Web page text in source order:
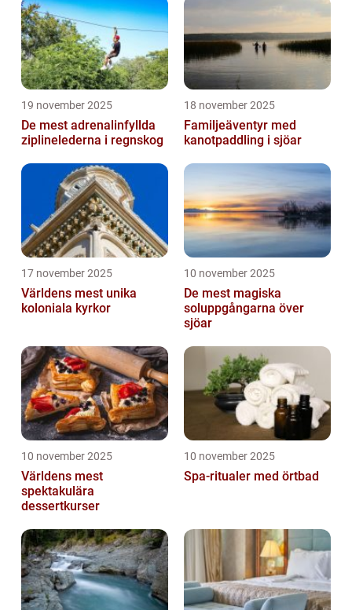
19 november 2025
De mest adrenalinfyllda
ziplinelederna i regnskog
18 november 2025
Familjeäventyr med
kanotpaddling i sjöar
17 november 2025
Världens mest unika
koloniala kyrkor
10 november 2025
De mest magiska
soluppgångarna över
sjöar
10 november 2025
Världens mest
spektakulära
dessertkurser
10 november 2025
Spa-ritualer med örtbad